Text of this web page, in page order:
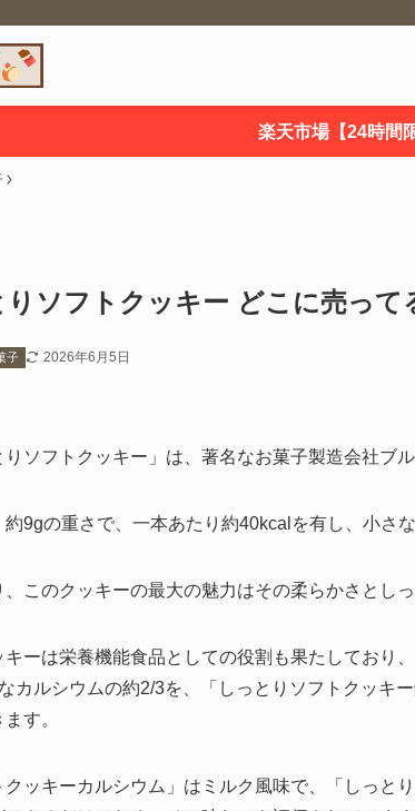
楽天市場【24時間
りソフトクッキー どこに売って
子 2026年6月5日
ソフトクッキー」は、著名なお菓子製造会社ブ
9gの重さで、一本あたり約40kcalを有し、小さ
このクッキーの最大の魅力はその柔らかさとしっ
キーは栄養機能食品としての役割も果たしており
カルシウムの約2/3を、「しっとりソフトクッキ
す。
クッキーカルシウム」はミルク風味で、「しっと